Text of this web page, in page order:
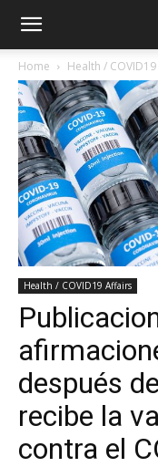
Home Health /
Health / COVID19 Affairs
después
recibe la
contra el